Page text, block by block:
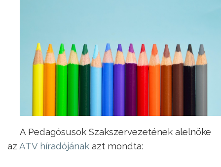
A Pedagósusok Szakszervezetének alelnöke
az ATV híradójának azt mondta: